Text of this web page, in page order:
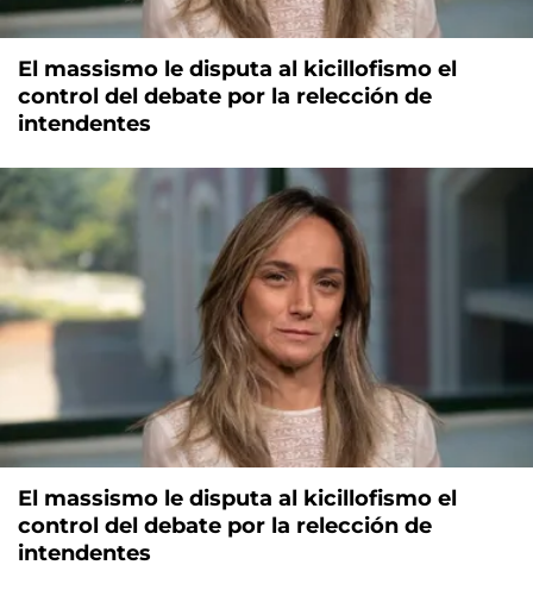
El massismo le disputa al kicillofismo el
control del debate por la relección de
intendentes
El massismo le disputa al kicillofismo el
control del debate por la relección de
intendentes